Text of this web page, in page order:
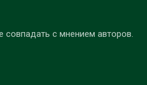
с мнением авторов.